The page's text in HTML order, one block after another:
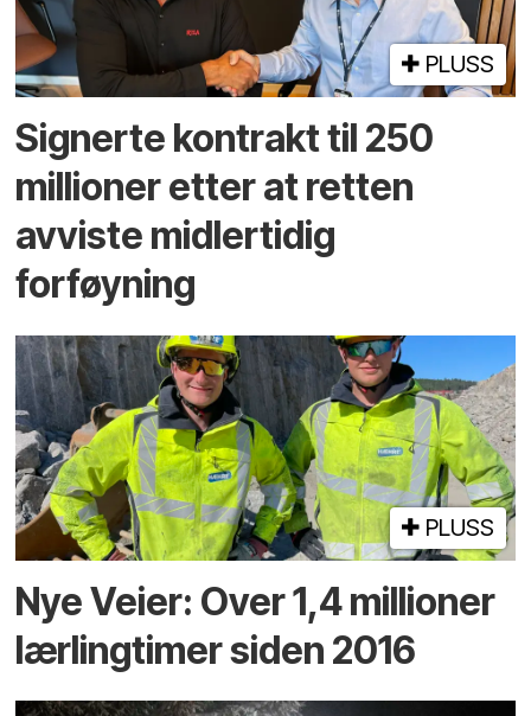
PLUSS
Signerte kontrakt til 250
millioner etter at retten
avviste midlertidig
forføyning
PLUSS
Nye Veier: Over 1,4 millioner
lærlingtimer siden 2016